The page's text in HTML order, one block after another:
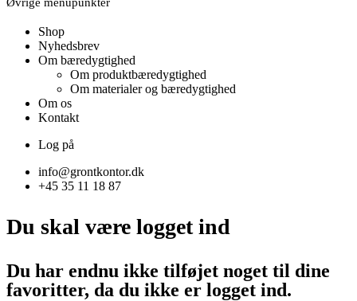
Shop
Nyhedsbrev
Om bæredygtighed
Om produktbæredygtighed
Om materialer og bæredygtighed
Om os
Kontakt
Log på
info@grontkontor.dk
+45 35 11 18 87
Du skal være logget ind
Du har endnu ikke tilføjet noget til dine
favoritter, da du ikke er logget ind.